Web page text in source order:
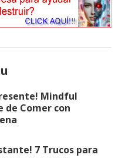
Mindful
de Comer con
7 Trucos para